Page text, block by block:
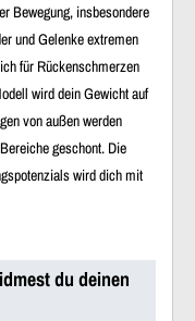
Bewegung, insbesondere
und Gelenke extremen
für Rückenschmerzen
wird dein Gewicht auf
von außen werden
geschont. Die
wird dich mit
du deinen